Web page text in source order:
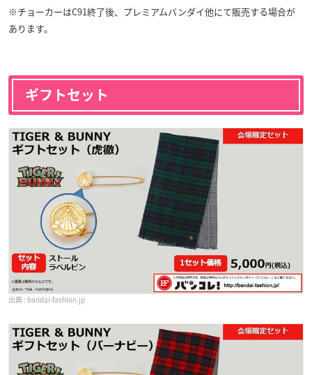
※チョーカーはC91終了後、プレミアムバンダイ他にて販売する場合が
あります。
ギフトセット
bandai-fashion.jp